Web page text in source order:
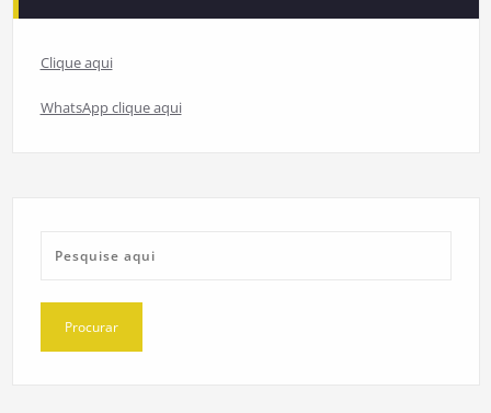
Clique aqui
WhatsApp clique aqui